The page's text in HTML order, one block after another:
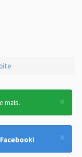
×
mais.
×